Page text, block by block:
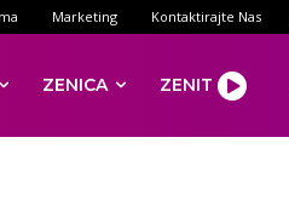
Marketing Kontaktirajte Nas
ZENICA ZENIT